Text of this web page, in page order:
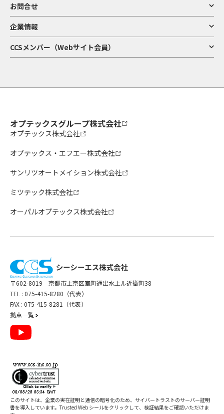
お問合せ
企業情報
CCSメンバー（Webサイト会員）
オプテックスグループ株式会社
オプテックス株式会社
オプテックス・エフエー株式会社
サンリツオートメイション株式会社
ミツテック株式会社
オーパルオプテックス株式会社
〒602-8019 京都市上京区室町通出水上ル近衛町38
TEL : 075-415-8280（代表）
FAX : 075-415-8281（代表）
拠点一覧
このサイトは、企業の実在証明と通信の暗号化のため、サイバートラストのサーバー証明
書を導入しています。Trusted Web シールをクリックして、検証結果をご確認いただけま